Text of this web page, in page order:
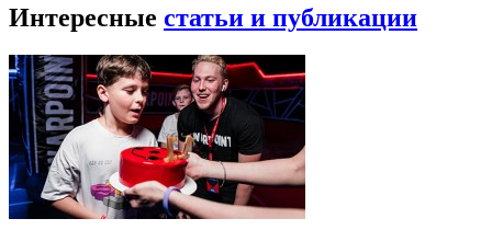
Интересные статьи и публикации